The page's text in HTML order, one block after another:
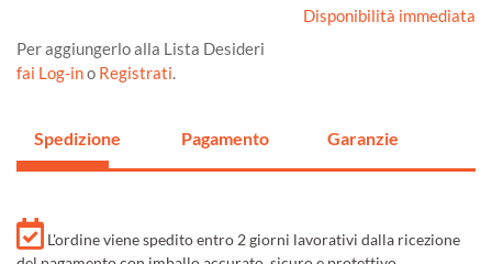
Disponibilità immediata
Per aggiungerlo alla Lista Desideri
fai Log-ino Registrati.
Spedizione Pagamento Garanzie
L'ordine viene spedito entro 2 giorni lavorativi dalla ricezione